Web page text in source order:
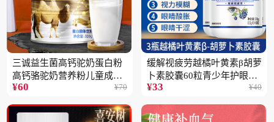
三诚益生菌高钙驼奶蛋白粉
高钙骆驼奶营养粉儿童成人
中老年高蛋白4桶
¥60 ¥70
缓解视疲劳越橘叶黄素β胡萝
卜素胶囊60粒青少年护眼中
老年保健品一瓶
¥33 ¥40